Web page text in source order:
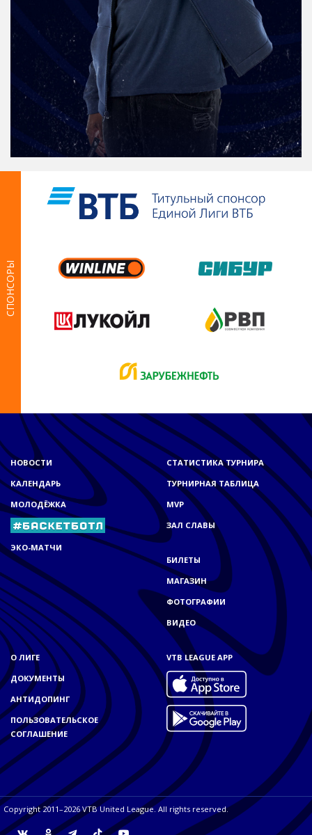
СПОНСОРЫ
НОВОСТИ
КАЛЕНДАРЬ
МОЛОДЁЖКА
ЭКО-МАТЧИ
СТАТИСТИКА ТУРНИРА
ТУРНИРНАЯ ТАБЛИЦА
MVP
ЗАЛ СЛАВЫ
БИЛЕТЫ
МАГАЗИН
ФОТОГРАФИИ
ВИДЕО
О ЛИГЕ
ДОКУМЕНТЫ
АНТИДОПИНГ
ПОЛЬЗОВАТЕЛЬСКОЕ
СОГЛАШЕНИЕ
VTB LEAGUE APP
Copyright 2011–2026 VTB United League. All rights reserved.